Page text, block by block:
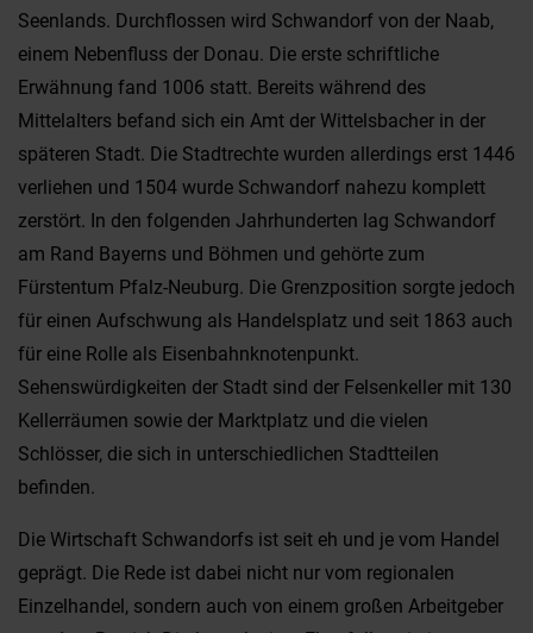
Seenlands. Durchflossen wird Schwandorf von der Naab,
einem Nebenfluss der Donau. Die erste schriftliche
Erwähnung fand 1006 statt. Bereits während des
Mittelalters befand sich ein Amt der Wittelsbacher in der
späteren Stadt. Die Stadtrechte wurden allerdings erst 1446
verliehen und 1504 wurde Schwandorf nahezu komplett
zerstört. In den folgenden Jahrhunderten lag Schwandorf
am Rand Bayerns und Böhmen und gehörte zum
Fürstentum Pfalz-Neuburg. Die Grenzposition sorgte jedoch
für einen Aufschwung als Handelsplatz und seit 1863 auch
für eine Rolle als Eisenbahnknotenpunkt.
Sehenswürdigkeiten der Stadt sind der Felsenkeller mit 130
Kellerräumen sowie der Marktplatz und die vielen
Schlösser, die sich in unterschiedlichen Stadtteilen
befinden.
Die Wirtschaft Schwandorfs ist seit eh und je vom Handel
geprägt. Die Rede ist dabei nicht nur vom regionalen
Einzelhandel, sondern auch von einem großen Arbeitgeber